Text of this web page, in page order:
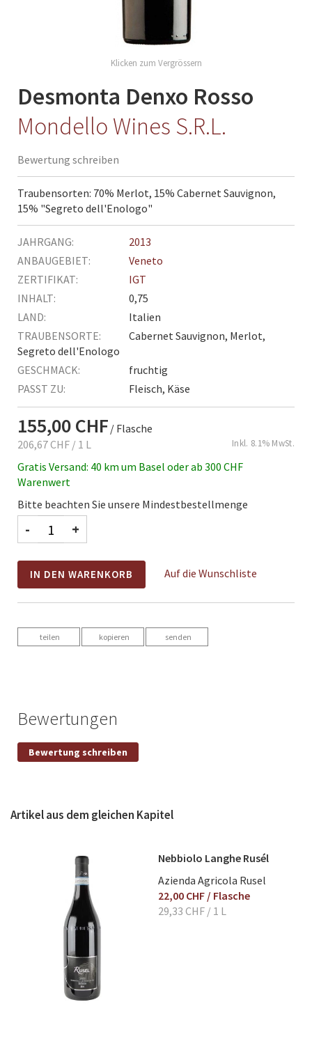
the
beginning
of
the
gallery
Desmonta Denxo Rosso
Mondello Wines S.R.L.
Bewertung schreiben
Traubensorten: 70% Merlot, 15% Cabernet Sauvignon,
15% "Segreto dell'Enologo"
Mehr
Informationen
2013
Veneto
IGT
0,75
Italien
Cabernet Sauvignon, Merlot,
Segreto dell'Enologo
fruchtig
Fleisch, Käse
155,00 CHF / Flasche
Inkl. 8.1% MwSt.
206,67 CHF / 1 L
Gratis Versand: 40 km um Basel oder ab 300 CHF
Warenwert
Bitte beachten Sie unsere Mindestbestellmenge
- +
IN DEN WARENKORB Auf die Wunschliste
teilen kopieren senden
Bewertungen
Eigene Bewertung schreiben
Bewertung schreiben
Artikel aus dem gleichen Kapitel
Nebbiolo Langhe Rusél
Azienda Agricola Rusel
22,00 CHF / Flasche
29,33 CHF / 1 L